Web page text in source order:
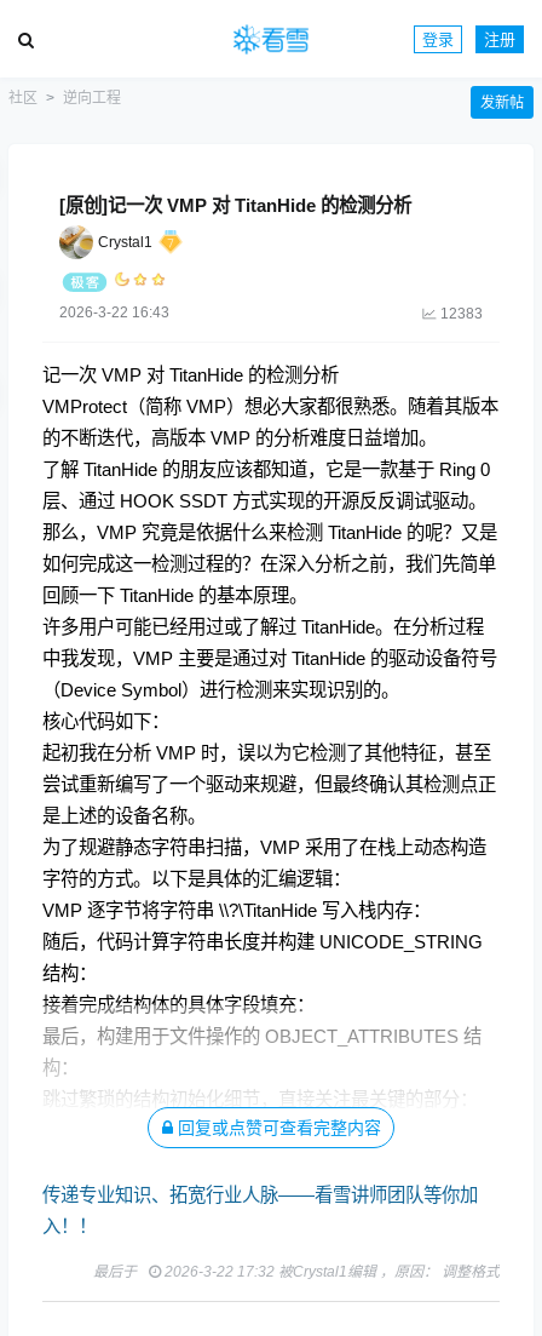
登录 注册
社区 逆向工程 发新帖
[原创]记一次 VMP 对 TitanHide 的检测分析
Crystal1
2026-3-22 16:43 12383
记一次 VMP 对 TitanHide 的检测分析
VMProtect（简称 VMP）想必大家都很熟悉。随着其版本
的不断迭代，高版本 VMP 的分析难度日益增加。
了解 TitanHide 的朋友应该都知道，它是一款基于 Ring 0
层、通过 HOOK SSDT 方式实现的开源反反调试驱动。
那么，VMP 究竟是依据什么来检测 TitanHide 的呢？又是
如何完成这一检测过程的？在深入分析之前，我们先简单
回顾一下 TitanHide 的基本原理。
许多用户可能已经用过或了解过 TitanHide。在分析过程
中我发现，VMP 主要是通过对 TitanHide 的驱动设备符号
（Device Symbol）进行检测来实现识别的。
核心代码如下：
起初我在分析 VMP 时，误以为它检测了其他特征，甚至
尝试重新编写了一个驱动来规避，但最终确认其检测点正
是上述的设备名称。
为了规避静态字符串扫描，VMP 采用了在栈上动态构造
字符的方式。以下是具体的汇编逻辑：
VMP 逐字节将字符串 \\?\TitanHide 写入栈内存：
随后，代码计算字符串长度并构建 UNICODE_STRING
结构：
接着完成结构体的具体字段填充：
最后，构建用于文件操作的 OBJECT_ATTRIBUTES 结
构：
跳过繁琐的结构初始化细节，直接关注最关键的部分：
VMP 直接使用 syscall 指令调用 NtOpenFile API。
回复或点赞可查看完整内容
传递专业知识、拓宽行业人脉——看雪讲师团队等你加
入！！
最后于 2026-3-22 17:32 被Crystal1编辑 ，原因： 调整格式